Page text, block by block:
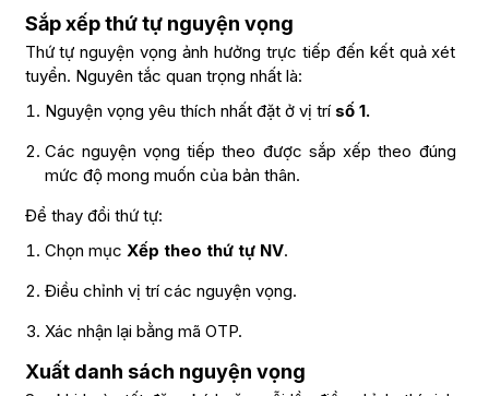
Sắp xếp thứ tự nguyện vọng
Thứ tự nguyện vọng ảnh hưởng trực tiếp đến kết quả xét
tuyển. Nguyên tắc quan trọng nhất là:
Nguyện vọng yêu thích nhất đặt ở vị trísố 1.
Các nguyện vọng tiếp theo được sắp xếp theo đúng
mức độ mong muốn của bản thân.
Để thay đổi thứ tự:
Chọn mục Xếp theo thứ tự NV.
Điều chỉnh vị trí các nguyện vọng.
Xác nhận lại bằng mã OTP.
Xuất danh sách nguyện vọng